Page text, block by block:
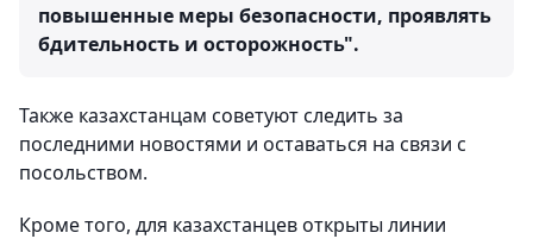
повышенные меры безопасности, проявлять
бдительность и осторожность".
Также казахстанцам советуют следить за
последними новостями и оставаться на связи с
посольством.
Кроме того, для казахстанцев открыты линии